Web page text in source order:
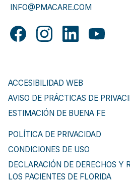
INFO@PMACARE.COM
ACCESIBILIDAD WEB
AVISO DE PRÁCTICAS DE
ESTIMACIÓN DE BUENA FE
POLÍTICA DE PRIVACIDAD
CONDICIONES DE USO
DECLARACIÓN DE DERECHOS Y
LOS PACIENTES DE FLORIDA